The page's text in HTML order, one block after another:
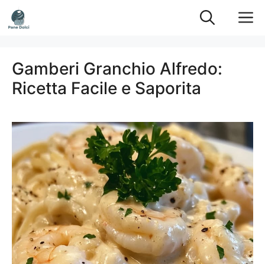
Vai
al
Gamberi Granchio Alfredo:
Ricetta Facile e Saporita